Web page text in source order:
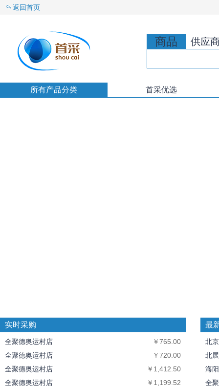
返回首页
商品 供应
所有产品分类 首采优选
实时采购
全聚德奥运村店
￥765.00
全聚德奥运村店
￥720.00
全聚德奥运村店
￥1,412.50
全聚德奥运村店
￥1,199.52
最
北
北
海
全